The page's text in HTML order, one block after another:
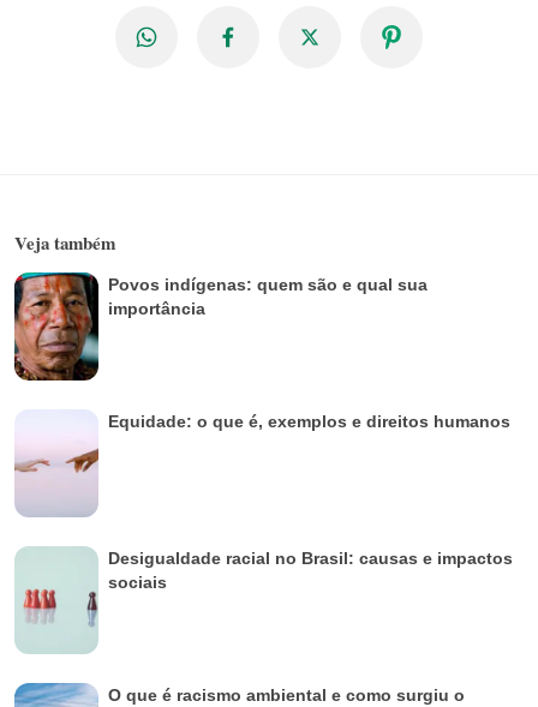
Veja também
Povos indígenas: quem são e qual sua
importância
Equidade: o que é, exemplos e direitos humanos
Desigualdade racial no Brasil: causas e impactos
sociais
O que é racismo ambiental e como surgiu o